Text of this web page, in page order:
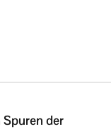
der